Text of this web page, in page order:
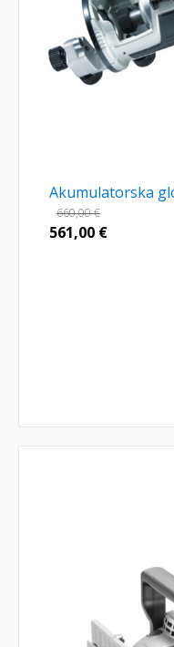
Akumulatorska
660,00€
561,00 €